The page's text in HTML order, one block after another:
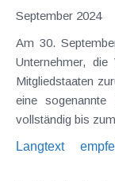
September 2024
Am 30.
Unternehmer,
Mitgliedstaaten
eine
vollständig bis
Langtext